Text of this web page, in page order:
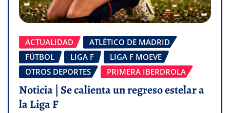
ACTUALIDAD
ATLÉTICO DE MADRID
FÚTBOL
LIGA F
LIGA F MOEVE
OTROS DEPORTES
PRIMERA IBERDROLA
Noticia | Se calienta un regreso estelar a
la Liga F